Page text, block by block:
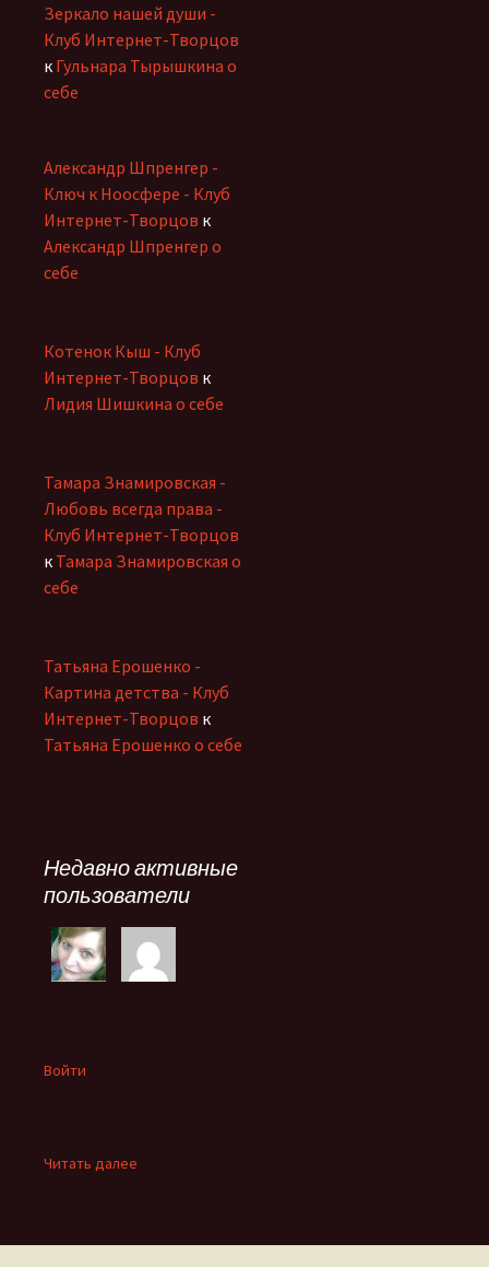
Зеркало нашей души -
Клуб Интернет-Творцов
к Гульнара Тырышкина о
себе
Александр Шпренгер -
Ключ к Ноосфере - Клуб
Интернет-Творцов к
Александр Шпренгер о
себе
Котенок Кыш - Клуб
Интернет-Творцов к
Лидия Шишкина о себе
Тамара Знамировская -
Любовь всегда права -
Клуб Интернет-Творцов
к Тамара Знамировская о
себе
Татьяна Ерошенко -
Картина детства - Клуб
Интернет-Творцов к
Татьяна Ерошенко о себе
Недавно активные
пользователи
Войти
Читать далее